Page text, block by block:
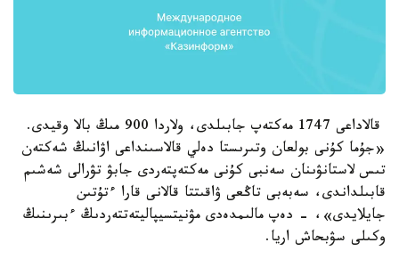
قالاداعى 1747 مەكتەپ جابىلدى، ولاردا 900 مىڭ بالا وقيدى.
«جۇما كۇنى بولعان وتىرىستا دەلي قالاسىنداعى اۋانىڭ شەكتەن
تىس لاستانۋىنان سەنبى كۇنى مەكتەپتەردى جابۋ تۋرالى شەشىم
قابىلداندى، سەبەبى تاڭعى ۋاقىتتا قالانى قارا ءتۇتىن
جايلايدى»، - دەپ مالىمدەدى مۋنيتسيپاليتەتتەردىڭ ءبىرىنىڭ
وكىلى سۋبحاش اريا.